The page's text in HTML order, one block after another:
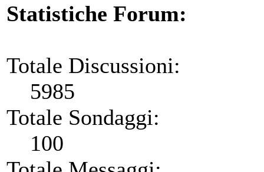
Statistiche Forum:
Totale Discussioni:
5985
Totale Sondaggi:
100